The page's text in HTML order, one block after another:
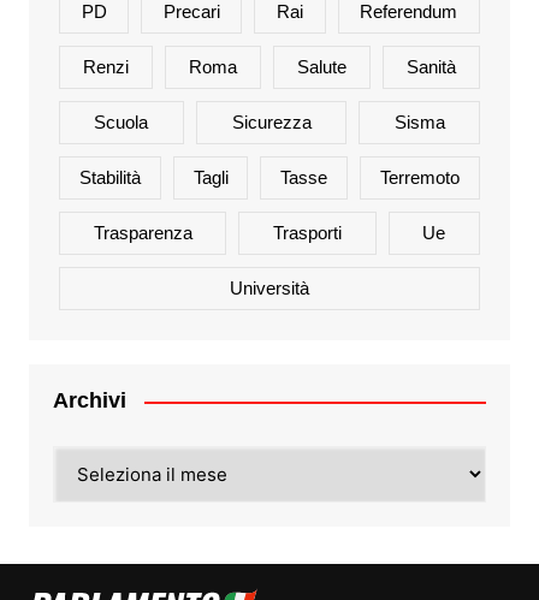
PD Precari Rai Referendum
Renzi Roma Salute Sanità
Scuola Sicurezza Sisma
Stabilità Tagli Tasse Terremoto
Trasparenza Trasporti Ue
Università
Archivi